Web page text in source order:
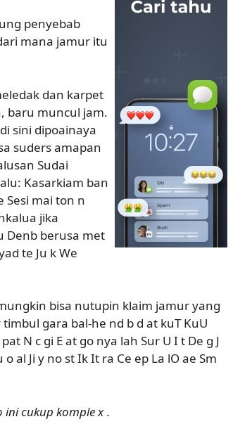
penyebab
mana jamur itu
dan karpet
baru muncul jam.
sini dipoainaya
suders amapan
Sudai
Kasarkiam ban
mai ton n
jika
Denb berusa met
te Ju k We
bisa nutupin klaim jamur yang
gara bal-he nd b d at kuT KuU
N c gi E at go nya lah Sur U I t De g J
al Ji y no st Ik It ra Ce ep La lO ae Sm
ini cukup komple x.